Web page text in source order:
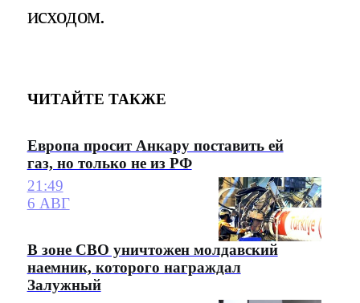
исходом.
ЧИТАЙТЕ ТАКЖЕ
Европа просит Анкару поставить ей
газ, но только не из РФ
21:49
6 АВГ
В зоне СВО уничтожен молдавский
наемник, которого награждал
Залужный